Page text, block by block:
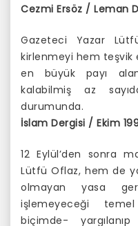
Cezmi Ersöz / Leman
Gazeteci Yazar
kirlenmeyi hem teşvik
en büyük payı
kalabilmiş az
durumunda.
İslam Dergisi / Ekim
12 Eylül’den sonra
Lütfü Oflaz, hem de
olmayan yasa
işlemeyeceği
biçimde-